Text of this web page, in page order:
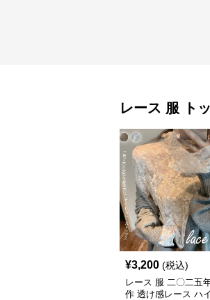
レース 服 ト
¥3,200 (税込)
レース 服 二〇二五
作 透け感レース ハ